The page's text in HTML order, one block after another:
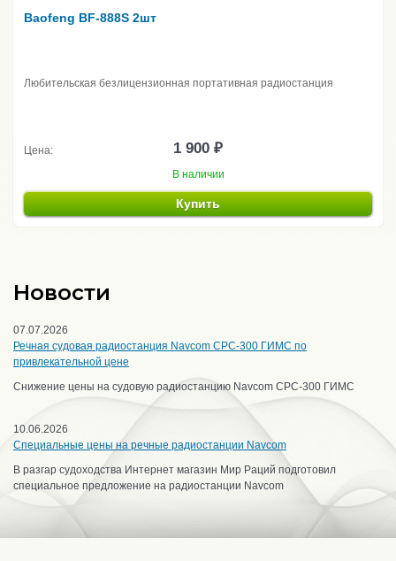
Baofeng BF-888S 2шт
Любительская безлицензионная портативная радиостанция
Цена: 1 900 ₽
В наличии
Купить
Новости
07.07.2026
Речная судовая радиостанция Navcom CPC-300 ГИМС по
привлекательной цене
Снижение цены на судовую радиостанцию Navcom CPC-300 ГИМС
10.06.2026
Специальные цены на речные радиостанции Navcom
В разгар судоходства Интернет магазин Мир Раций подготовил
специальное предложение на радиостанции Navcom